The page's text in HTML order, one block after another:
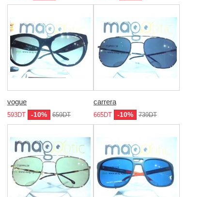
vogue
593DT -10% 659DT
carrera
665DT -10% 739DT